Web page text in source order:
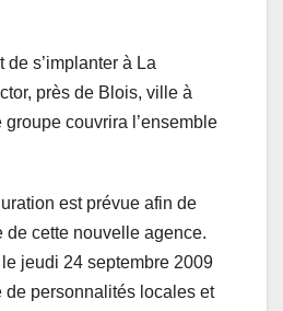
de s’implanter à La
près de Blois, ville à
couvrira l’ensemble
est prévue afin de
de cette nouvelle agence.
jeudi 24 septembre 2009
de personnalités locales et